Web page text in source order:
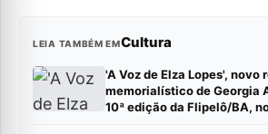
LEIA TAMBÉM EMCultura
'A Voz de Elza Lopes', novo
memorialístico de Georgia
10ª edição da Flipelô/BA,